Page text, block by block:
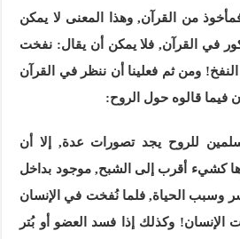
من القرآن, وهذا المعنى لا يمكن
في القرآن, فلا يمكن أن يقال: نفخت
ومن ثم فعلينا أن ننظر في القرآن
فيما قالوه حول الروح:
للروح يجد تصورات عدة, إلا أن
كشيء أقرب إلى الشبح, موجود بداخل
وسبب الحياة, فلما نُفخت في الإنسان
الإنسان! وكذلك إذا فسد العضو أو بُتر